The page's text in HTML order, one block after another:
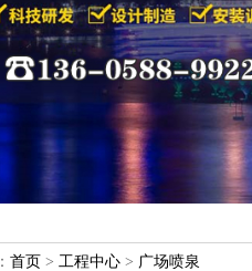
首页 > 工程中心 > 广场喷泉